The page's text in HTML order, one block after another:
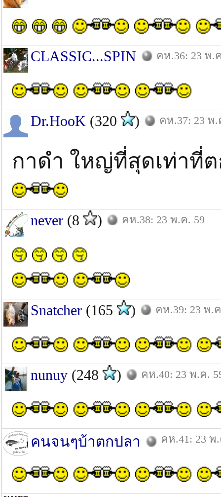
CLASSIC...SPIN คห.36: 23 พ.
Dr.HooK (320 ) คห.37: 23 พ.
กาดำ ใหญ่ที่สุดเท่าที่
never (8 ) คห.38: 23 พ.ค. 59
Snatcher (165 ) คห.39: 23 พ.
nunuy (248 ) คห.40: 23 พ.ค.
คนจนๆบ้าตกปลา คห.41: 23 พ